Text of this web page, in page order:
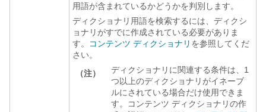
用語が含まれているかどうかを判別します。
ディクショナリ用語を検索するには、ディクシ
ョナリがすでに作成されている必要がありま
す。
コンテンツ ディクショナリ を参照してくだ
さい。
（注）
ディクショナリに関連する条件は、1
つ以上のディクショナリがイネーブ
ルにされている場合だけ使用できま
す。コンテンツ ディクショナリの作